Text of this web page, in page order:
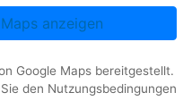
anzeigen
Google Maps bereitgestellt.
den Nutzungsbedingungen